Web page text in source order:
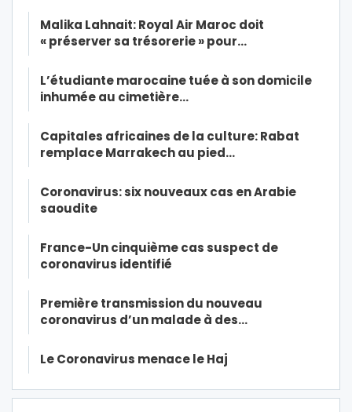
Malika Lahnait: Royal Air Maroc doit
« préserver sa trésorerie » pour…
L’étudiante marocaine tuée à son domicile
inhumée au cimetière…
Capitales africaines de la culture: Rabat
remplace Marrakech au pied…
Coronavirus: six nouveaux cas en Arabie
saoudite
France-Un cinquième cas suspect de
coronavirus identifié
Première transmission du nouveau
coronavirus d’un malade à des…
Le Coronavirus menace le Haj